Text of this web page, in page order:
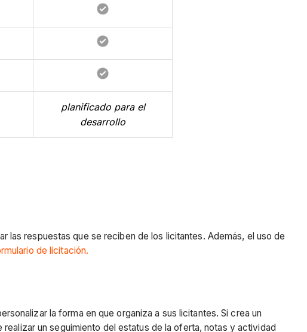
planificado para el
desarrollo
las respuestas que se reciben de los licitantes. Además, el uso de
de licitación.
la forma en que organiza a sus licitantes. Si crea un
un seguimiento del estatus de la oferta, notas y actividad